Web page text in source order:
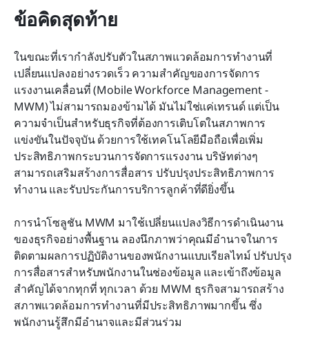
ข้อคิดสุดท้าย
ในขณะที่เรากำลังปรับตัวในสภาพแวดล้อมการทำงานที่
เปลี่ยนแปลงอย่างรวดเร็ว ความสำคัญของการจัดการ
แรงงานเคลื่อนที่ (Mobile Workforce Management -
MWM) ไม่สามารถมองข้ามได้ มันไม่ใช่แค่เทรนด์ แต่เป็น
ความจำเป็นสำหรับธุรกิจที่ต้องการเติบโตในสภาพการ
แข่งขันในปัจจุบัน ด้วยการใช้เทคโนโลยีมือถือเพื่อเพิ่ม
ประสิทธิภาพกระบวนการจัดการแรงงาน บริษัทต่างๆ
สามารถเสริมสร้างการสื่อสาร ปรับปรุงประสิทธิภาพการ
ทำงาน และรับประกันการบริการลูกค้าที่ดียิ่งขึ้น
การนำโซลูชัน MWM มาใช้เปลี่ยนแปลงวิธีการดำเนินงาน
ของธุรกิจอย่างพื้นฐาน ลองนึกภาพว่าคุณมีอำนาจในการ
ติดตามผลการปฏิบัติงานของพนักงานแบบเรียลไทม์ ปรับปรุง
การสื่อสารสำหรับพนักงานในช่องข้อมูล และเข้าถึงข้อมูล
สำคัญได้จากทุกที่ ทุกเวลา ด้วย MWM ธุรกิจสามารถสร้าง
สภาพแวดล้อมการทำงานที่มีประสิทธิภาพมากขึ้น ซึ่ง
พนักงานรู้สึกมีอำนาจและมีส่วนร่วม